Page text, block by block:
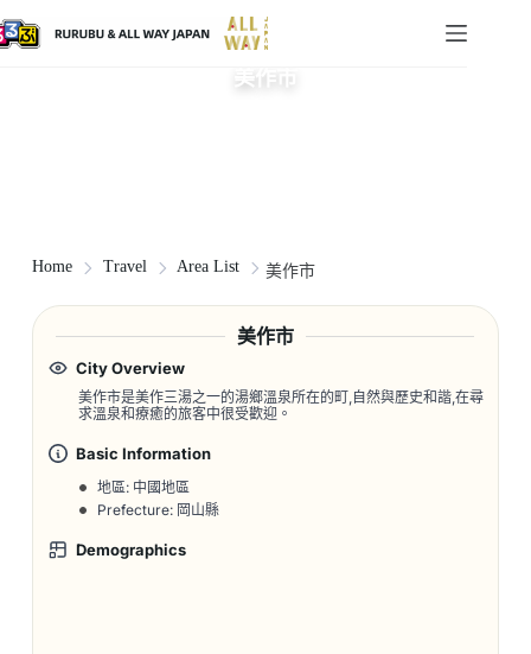
美作市
Home Travel Area List 美作市
美作市
City Overview
美作市是美作三湯之一的湯鄉溫泉所在的町,自然與歷史和諧,在尋
求溫泉和療癒的旅客中很受歡迎。
Basic Information
地區: 中國地區
Prefecture: 岡山縣
Demographics